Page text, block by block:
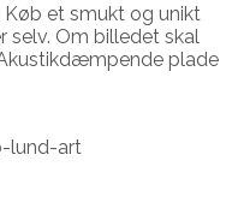
Køb et smukt og unikt
Om billedet skal
plade
lund-art